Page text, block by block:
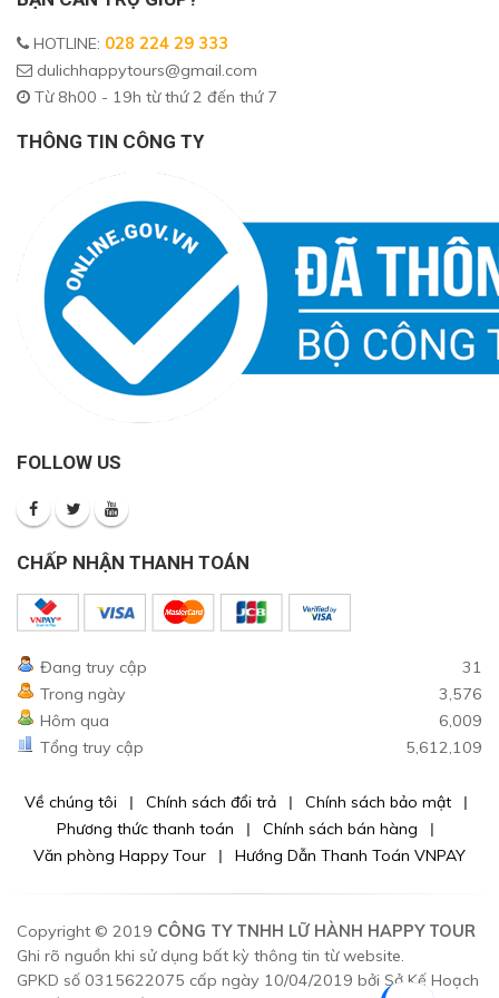
HOTLINE: 028 224 29 333
dulichhappytours@gmail.com
Từ 8h00 - 19h từ thứ 2 đến thứ 7
THÔNG TIN CÔNG TY
FOLLOW US
CHẤP NHẬN THANH TOÁN
Đang truy cập
31
Trong ngày
3,576
Hôm qua
6,009
Tổng truy cập
5,612,109
Về chúng tôi Chính sách đổi trả
Chính sách bảo mật
Phương thức thanh toán
Chính sách bán hàng
Văn phòng Happy Tour
Hướng Dẫn Thanh Toán VNPAY
Copyright © 2019 CÔNG TY TNHH LỮ HÀNH HAPPY TOUR
Ghi rõ nguồn khi sử dụng bất kỳ thông tin từ website.
GPKD số 0315622075 cấp ngày 10/04/2019 bởi Sở Kế Hoạch